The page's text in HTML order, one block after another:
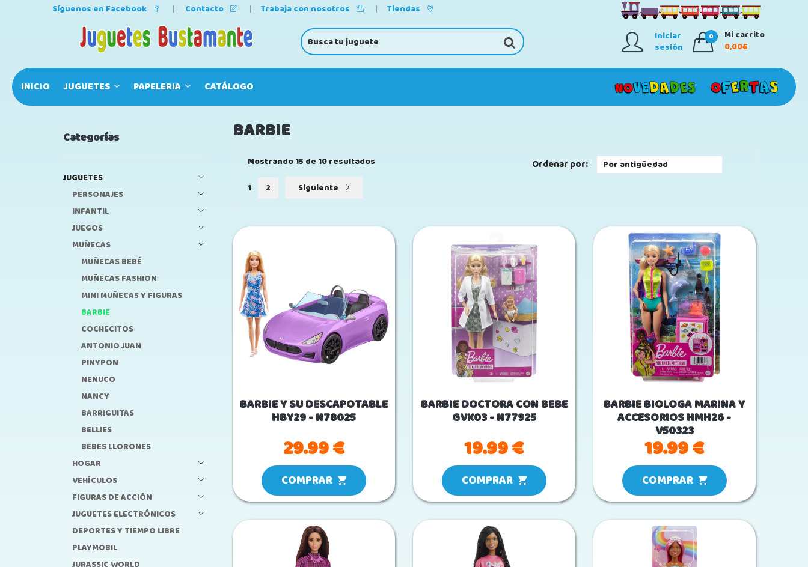
Síguenos en Facebook Contacto Trabaja con nosotros Tiendas
Iniciar
sesión
0
Mi carrito
0,00€
INICIO JUGUETES PAPELERIA CATÁLOGO
BARBIE
Mostrando 15 de 10 resultados Ordenar por:
1 2 Siguiente
BARBIE Y SU DESCAPOTABLE
HBY29 - N78025
29.99 €
COMPRAR
BARBIE DOCTORA CON BEBE
GVK03 - N77925
19.99 €
COMPRAR
BARBIE BIOLOGA MARINA Y
ACCESORIOS HMH26 -
V50323
19.99 €
COMPRAR
Categorías
JUGUETES
PERSONAJES
INFANTIL
JUEGOS
MUÑECAS
MUÑECAS BEBÉ
MUÑECAS FASHION
MINI MUÑECAS Y FIGURAS
BARBIE
COCHECITOS
ANTONIO JUAN
PINYPON
NENUCO
NANCY
BARRIGUITAS
BELLIES
BEBES LLORONES
HOGAR
VEHÍCULOS
FIGURAS DE ACCIÓN
JUGUETES ELECTRÓNICOS
DEPORTES Y TIEMPO LIBRE
PLAYMOBIL